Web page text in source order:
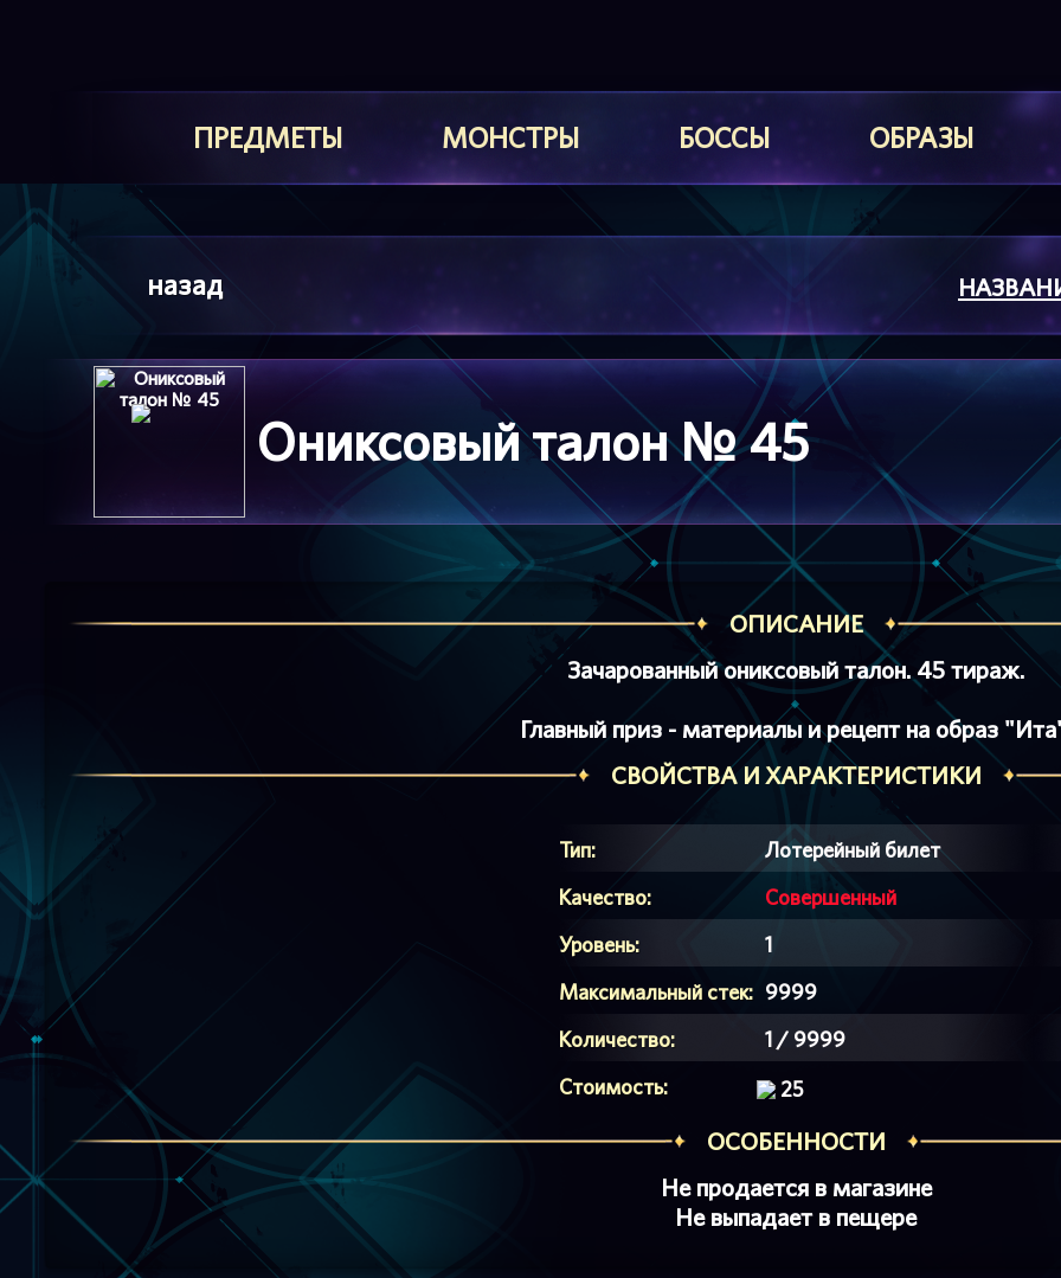
ПРЕДМЕТЫ МОНСТРЫ БОССЫ ОБРАЗЫ
назад
Ониксовый талон № 45
ОПИСАНИЕ
Зачарованный ониксовый талон. 45 тираж.
Главный приз - материалы и рецепт на образ
СВОЙСТВА И ХАРАКТЕРИСТИКИ
Тип:
Лотерейный билет
Качество:
Совершенный
Уровень:
1
Максимальный стек: 9999
Количество:
1 / 9999
Стоимость:
25
ОСОБЕННОСТИ
Не продается в магазине
Не выпадает в пещере